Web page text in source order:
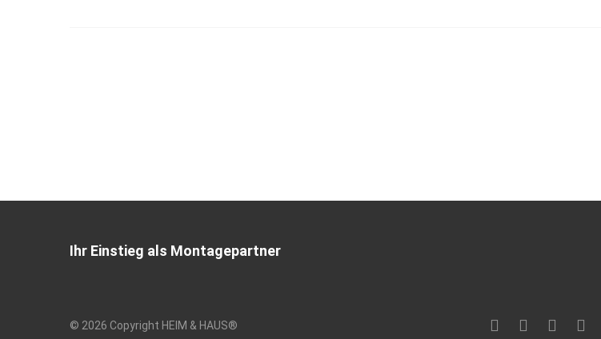
Ihr Einstieg als Montagepartner
© 2026 Copyright HEIM & HAUS®